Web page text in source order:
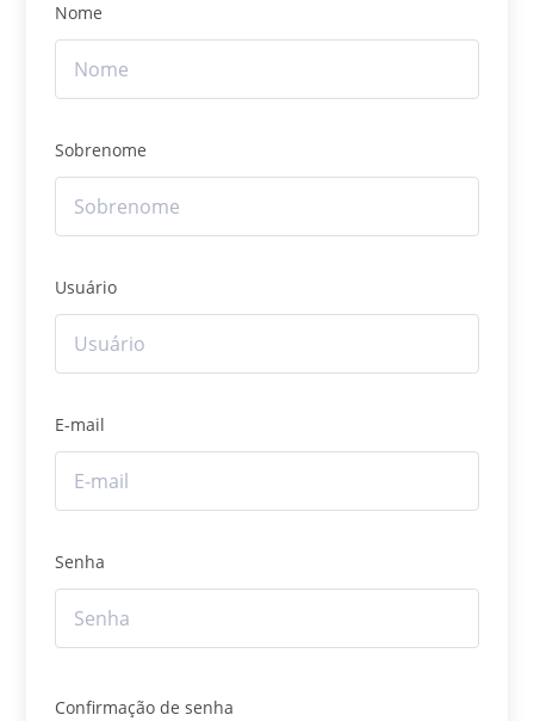
Nome
Sobrenome
Usuário
E-mail
Senha
Confirmação de senha